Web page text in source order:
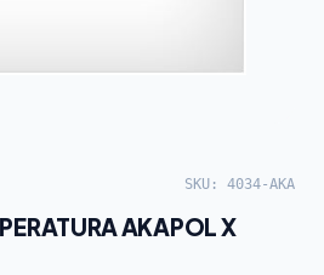
SKU: 4034-AKA
AKAPOL X